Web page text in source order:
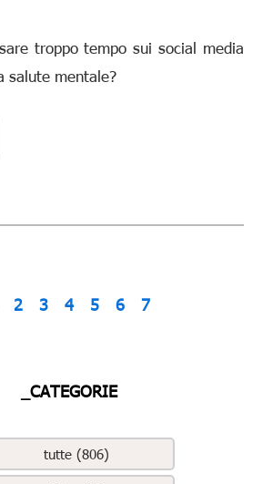
troppo tempo sui social media
salute mentale?
2 3 4 5 6 7
_CATEGORIE
tutte (806)